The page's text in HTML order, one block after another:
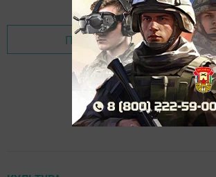
Перейти на страницу